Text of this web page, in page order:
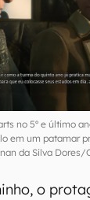
no 5º e último
em um patamar
da Silva Dores/
o